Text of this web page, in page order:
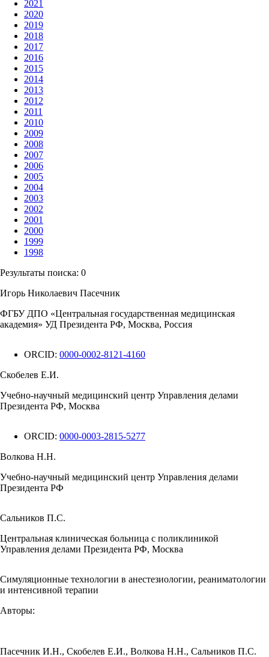
2021
2020
2019
2018
2017
2016
2015
2014
2013
2012
2011
2010
2009
2008
2007
2006
2005
2004
2003
2002
2001
2000
1999
1998
Результаты поиска: 0
Игорь Николаевич Пасечник
ФГБУ ДПО «Центральная государственная медицинская
академия» УД Президента РФ, Москва, Россия
ORCID: 0000-0002-8121-4160
Скобелев Е.И.
Учебно-научный медицинский центр Управления делами
Президента РФ, Москва
ORCID: 0000-0003-2815-5277
Волкова Н.Н.
Учебно-научный медицинский центр Управления делами
Президента РФ
Сальников П.С.
Центральная клиническая больница с поликлиникой
Управления делами Президента РФ, Москва
Симуляционные технологии в анестезиологии, реаниматологии
и интенсивной терапии
Авторы:
Пасечник И.Н., Скобелев Е.И., Волкова Н.Н., Сальников П.С.